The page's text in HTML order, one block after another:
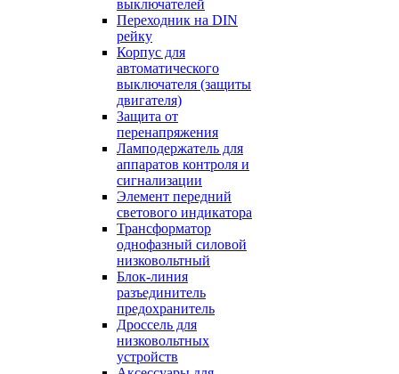
выключателей
Переходник на DIN
рейку
Корпус для
автоматического
выключателя (защиты
двигателя)
Защита от
перенапряжения
Ламподержатель для
аппаратов контроля и
сигнализации
Элемент передний
светового индикатора
Трансформатор
однофазный силовой
низковольтный
Блок-линия
разъединитель
предохранитель
Дроссель для
низковольтных
устройств